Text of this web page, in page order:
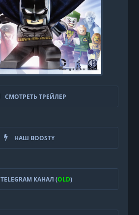
СМОТРЕТЬ ТРЕЙЛЕР
НАШ BOOSTY
TELEGRAM КАНАЛ (OLD)